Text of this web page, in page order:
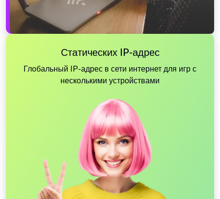
Статических IP-адрес
Глобальный IP-адрес в сети интернет для игр с
несколькими устройствами